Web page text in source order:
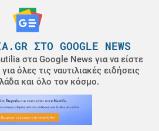
ΣΤΟ GOOGLE NEWS
στα Google News για να είστε
όλες τις ναυτιλιακές ειδήσεις
και όλο τον κόσμο.